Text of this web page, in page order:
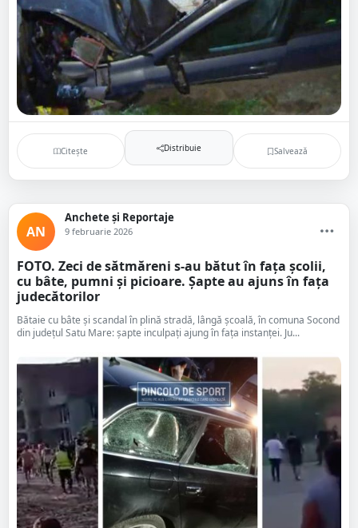
Citește Distribuie Salvează
AN
Anchete și Reportaje
9 februarie 2026
FOTO. Zeci de sătmăreni s-au bătut în fața școlii,
cu bâte, pumni și picioare. Șapte au ajuns în fața
judecătorilor
Bătaie cu bâte și scandal în plină stradă, lângă școală, în comuna Socond
din județul Satu Mare: șapte inculpați ajung în fața instanței. Ju...